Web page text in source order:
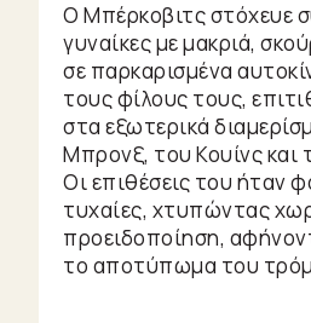
Ο Μπέρκοβιτς στόχευε
γυναίκες με μακριά,
σε παρκαρισμένα
τους φίλους τους,
στα εξωτερικά
Μπρονξ, του Κουίνς και
Οι επιθέσεις του ήταν
τυχαίες, χτυπώντας
προειδοποίηση,
το αποτύπωμα του